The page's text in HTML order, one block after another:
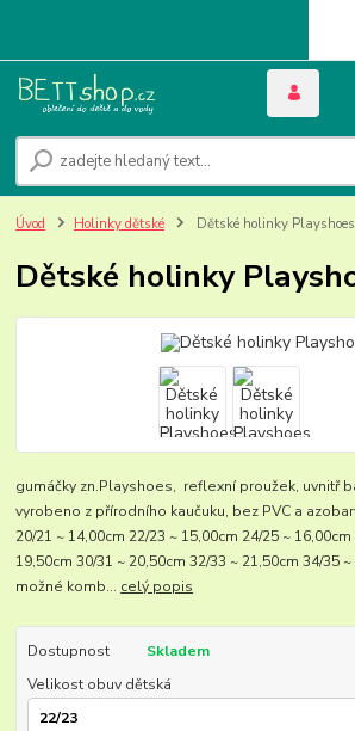
Úvod Holinky dětské Dětské holinky Playshoes
Dětské holinky
gumáčky zn.Playshoes, reflexní proužek, uvnitř
vyrobeno z přírodního kaučuku, bez PVC a
20/21 ~ 14,00cm 22/23 ~ 15,00cm 24/25 ~
19,50cm 30/31 ~ 20,50cm 32/33 ~ 21,50cm 34/35
možné komb... celý popis
Dostupnost
Skladem
Velikost obuv dětská